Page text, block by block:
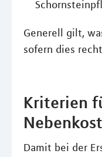
Generell gilt,
sofern dies
Kriterien
Damit bei der